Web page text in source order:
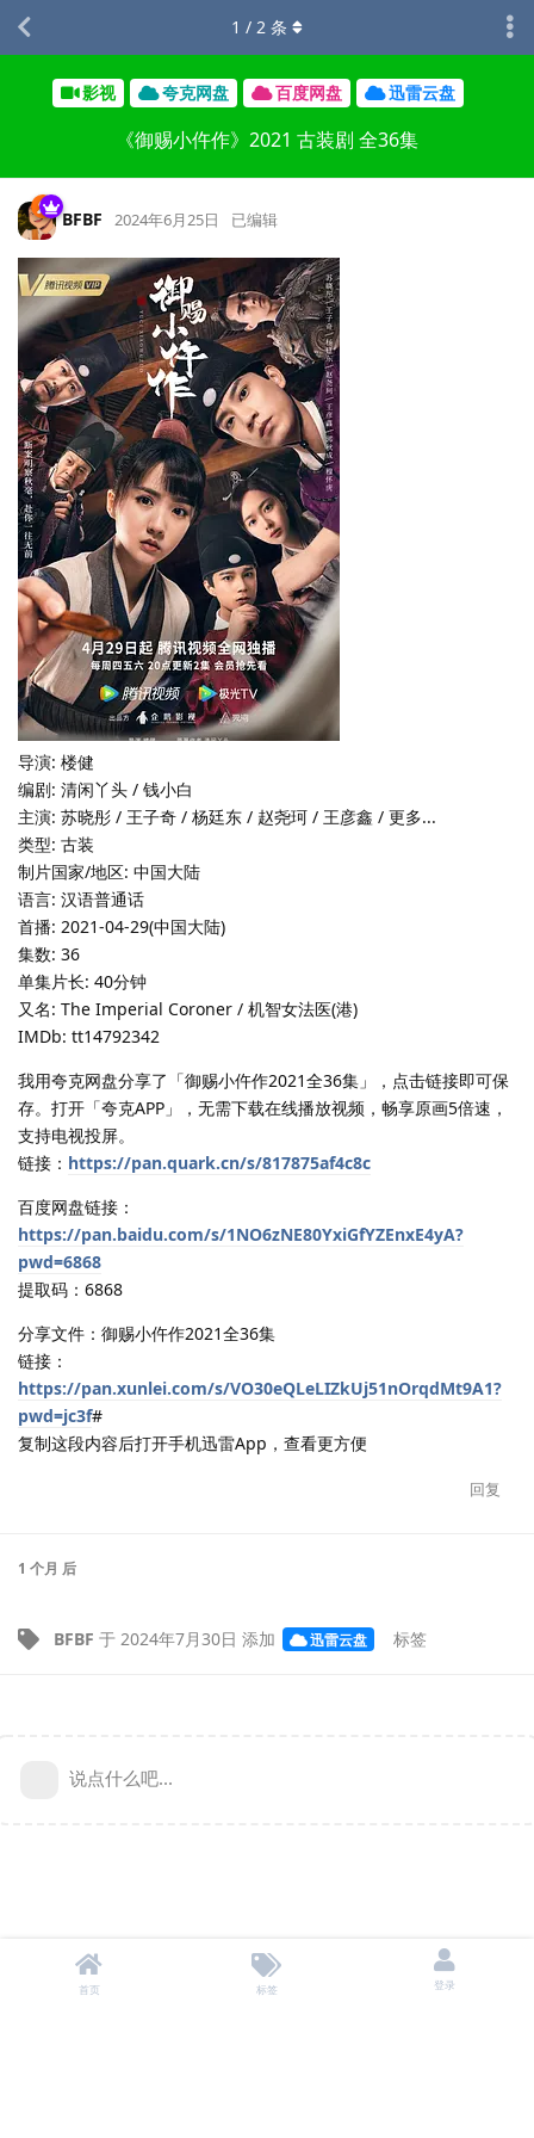
影视 夸克网盘 百度网盘 迅雷云盘
《御赐小仵作》2021 古装剧 全36集
1 / 2 条
BFBF 2024年6月25日 已编辑
导演: 楼健
编剧: 清闲丫头 / 钱小白
主演: 苏晓彤 / 王子奇 / 杨廷东 / 赵尧珂 / 王彦鑫 / 更多...
类型: 古装
制片国家/地区: 中国大陆
语言: 汉语普通话
首播: 2021-04-29(中国大陆)
集数: 36
单集片长: 40分钟
又名: The Imperial Coroner / 机智女法医(港)
IMDb: tt14792342
我用夸克网盘分享了「御赐小仵作2021全36集」，点击链接即可保
存。打开「夸克APP」，无需下载在线播放视频，畅享原画5倍速，
支持电视投屏。
链接： https://pan.quark.cn/s/817875af4c8c
百度网盘链接：
https://pan.baidu.com/s/1NO6zNE80YxiGfYZEnxE4yA?
pwd=6868
提取码：6868
分享文件：御赐小仵作2021全36集
链接：
https://pan.xunlei.com/s/VO30eQLeLIZkUj51nOrqdMt9A1?
pwd=jc3f#
复制这段内容后打开手机迅雷App，查看更方便
回复
1 个月 后
BFBF 于 2024年7月30日 添加 迅雷云盘 标签
说点什么吧...
首页 标签 登录